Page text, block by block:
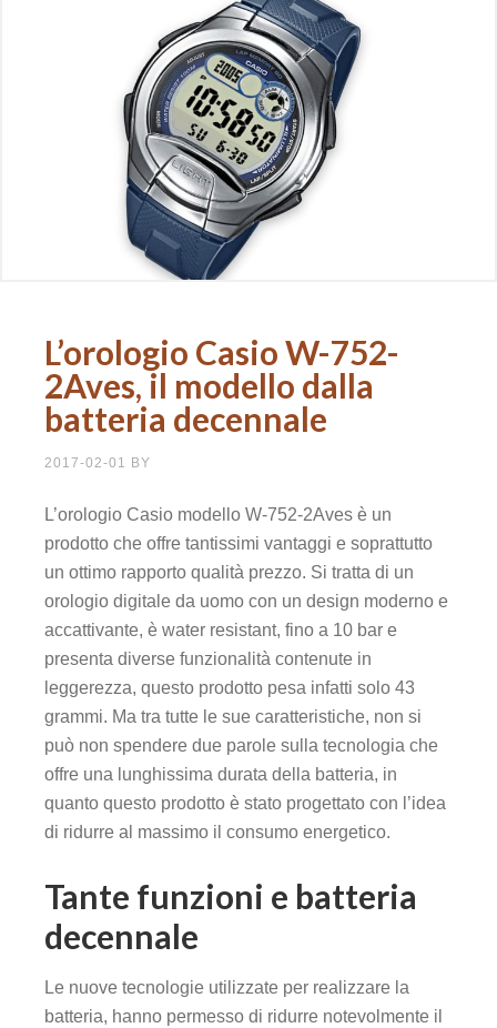
L’orologio Casio W-752-
2Aves, il modello dalla
batteria decennale
2017-02-01 BY
L’orologio Casio modello W-752-2Aves è un
prodotto che offre tantissimi vantaggi e soprattutto
un ottimo rapporto qualità prezzo. Si tratta di un
orologio digitale da uomo con un design moderno e
accattivante, è water resistant, fino a 10 bar e
presenta diverse funzionalità contenute in
leggerezza, questo prodotto pesa infatti solo 43
grammi. Ma tra tutte le sue caratteristiche, non si
può non spendere due parole sulla tecnologia che
offre una lunghissima durata della batteria, in
quanto questo prodotto è stato progettato con l’idea
di ridurre al massimo il consumo energetico.
Tante funzioni e batteria
decennale
Le nuove tecnologie utilizzate per realizzare la
batteria, hanno permesso di ridurre notevolmente il